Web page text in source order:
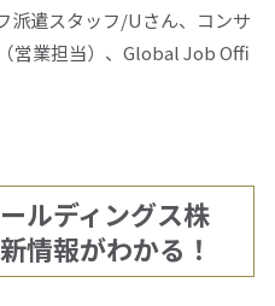
派遣スタッフ/Uさん、コンサ
営業担当）、Global Job Offi
ルディングス株
情報がわかる！